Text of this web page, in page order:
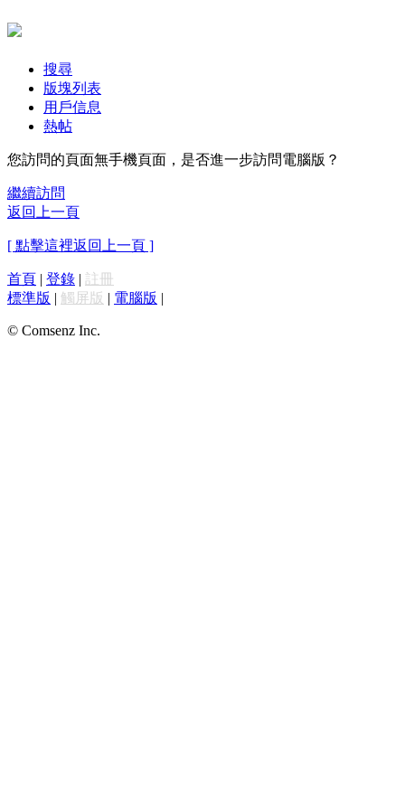
搜尋
版塊列表
用戶信息
熱帖
您訪問的頁面無手機頁面，是否進一步訪問電腦版？
繼續訪問
返回上一頁
[ 點擊這裡返回上一頁 ]
首頁 | 登錄 | 註冊
標準版 | 觸屏版 | 電腦版 |
© Comsenz Inc.